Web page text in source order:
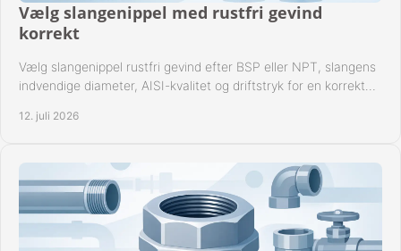
Vælg slangenippel med rustfri gevind
korrekt
Vælg slangenippel rustfri gevind efter BSP eller NPT, slangens
indvendige diameter, AISI-kvalitet og driftstryk for en korrekt
12. juli 2026